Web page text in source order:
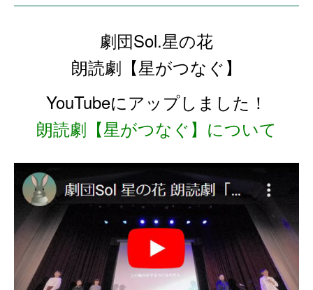
劇団Sol.星の花
朗読劇【星がつなぐ】
YouTubeにアップしました！
朗読劇【星がつなぐ】について